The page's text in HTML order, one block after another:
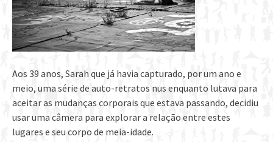
Aos 39 anos, Sarah que já havia capturado, por um ano e
meio, uma série de auto-retratos nus enquanto lutava para
aceitar as mudanças corporais que estava passando, decidiu
usar uma câmera para explorar a relação entre estes
lugares e seu corpo de meia-idade.